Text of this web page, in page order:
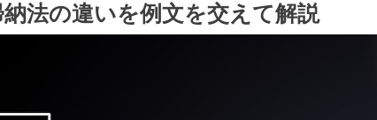
法の違いを例文を交えて解説